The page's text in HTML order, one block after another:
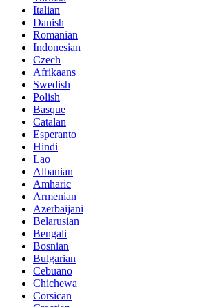
Italian
Danish
Romanian
Indonesian
Czech
Afrikaans
Swedish
Polish
Basque
Catalan
Esperanto
Hindi
Lao
Albanian
Amharic
Armenian
Azerbaijani
Belarusian
Bengali
Bosnian
Bulgarian
Cebuano
Chichewa
Corsican